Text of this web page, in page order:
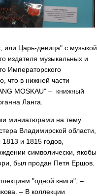
или Царь-девица" с музыкой
издателя музыкальных и
Императорского
что в нижней части
MOSKAU" – книжный
Ланга.
миниатюрами на тему
Владимирской области,
и 1815 годов,
символически, якобы
был продан Петя Ершов.
"одной книги", –
– В коллекции